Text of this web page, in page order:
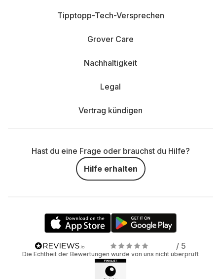
Tipptopp-Tech-Versprechen
Grover Care
Nachhaltigkeit
Legal
Vertrag kündigen
Hast du eine Frage oder brauchst du Hilfe?
Hilfe erhalten
/ 5
Die Echtheit der Bewertungen wurde von uns nicht überprüft